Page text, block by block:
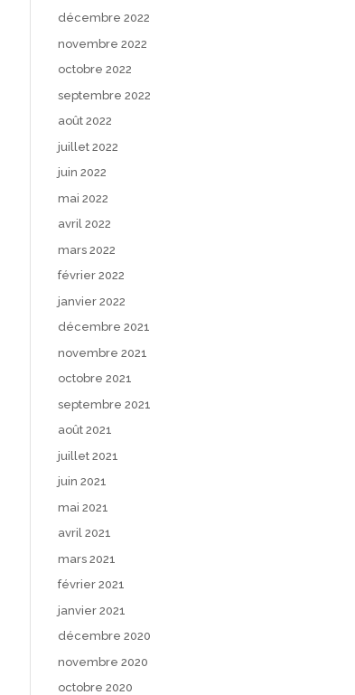
décembre 2022
novembre 2022
octobre 2022
septembre 2022
août 2022
juillet 2022
juin 2022
mai 2022
avril 2022
mars 2022
février 2022
janvier 2022
décembre 2021
novembre 2021
octobre 2021
septembre 2021
août 2021
juillet 2021
juin 2021
mai 2021
avril 2021
mars 2021
février 2021
janvier 2021
décembre 2020
novembre 2020
octobre 2020